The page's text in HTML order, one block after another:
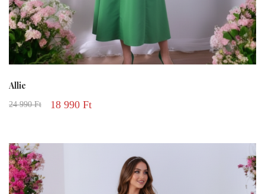
Allie
24 990Ft 18 990 Ft